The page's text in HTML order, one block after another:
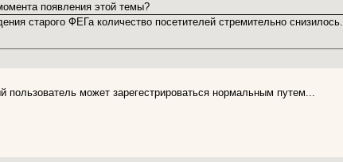
появления этой темы?
старого ФЕГа количество посетителей стремительно снизилось.
может зарегестрироваться нормальным путем...